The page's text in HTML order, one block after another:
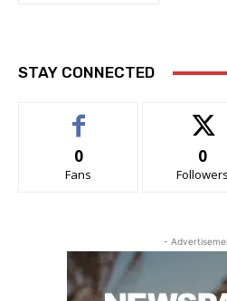
STAY CONNECTED
0
Fans
0
Followers
-